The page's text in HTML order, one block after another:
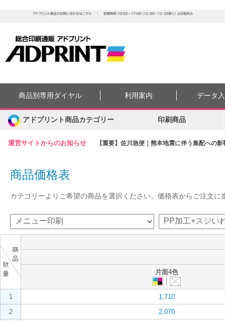
運営サイトからのお知らせ 【重要】佐川急便｜熊本地震に伴う集配への
商品別専用ダイヤル 利用案内 データ
アドプリント商品カテゴリー 印刷商品
商品価格表
カテゴリーよりご希望の商品を選択ください。価格表からご注文に
片面4色
1
1,710
2
2,070